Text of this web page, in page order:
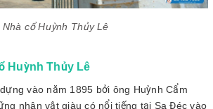
Nhà cổ Huỳnh Thủy Lê
Huỳnh Thủy Lê
vào năm 1895 bởi ông Huỳnh Cẩm
nhân vật giàu có nổi tiếng tại Sa Đéc vào